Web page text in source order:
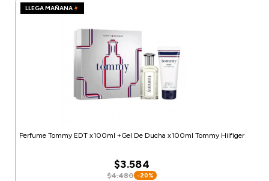
LLEGA MAÑANA
Perfume Tommy EDT x100ml +Gel De Ducha x100ml Tommy Hilfiger
$3.584
$4.480 -20%